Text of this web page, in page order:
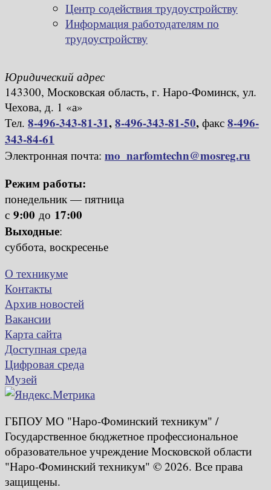
Центр содействия трудоустройству
Информация работодателям по
трудоустройству
Юридический адрес
143300, Московская область, г. Наро-Фоминск, ул.
Чехова, д. 1 «а»
Тел. 8-496-343-81-31,8-496-343-81-50, факс 8-496-
343-84-61
Электронная почта: mo_narfomtechn@mosreg.ru
Режим работы:
понедельник — пятница
с 9:00 до 17:00
Выходные:
суббота, воскресенье
О техникуме
Контакты
Архив новостей
Вакансии
Карта сайта
Доступная среда
Цифровая среда
Музей
ГБПОУ МО "Наро-Фоминский техникум" /
Государственное бюджетное профессиональное
образовательное учреждение Московской области
"Наро-Фоминский техникум" © 2026. Все права
защищены.